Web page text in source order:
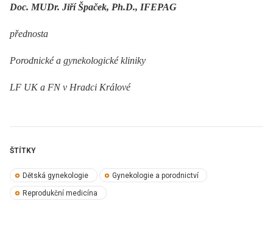
Doc. MUDr. Jiří Špaček, Ph.D., IFEPAG
přednosta
Porodnické a gynekologické kliniky
LF UK a FN v Hradci Králové
ŠTÍTKY
Dětská gynekologie Gynekologie a porodnictví
Reprodukční medicína